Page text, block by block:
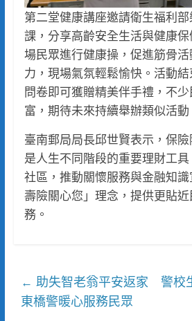
第二堂健康講座邀請衛生福利
課，分享高齡安全生活與健康
場民眾進行健康操，促進筋骨
力，現場氣氛輕鬆愉快。活動
問卷即可獲贈精美伴手禮，不
富，期待未來持續舉辦類似活動
臺南郵局局長邱世賢表示，保
是人生不同階段的重要理財工
社區，推動關懷服務與金融知
壽險關心您」理念，提供更貼
務。
← 助失智老翁平安返家 警校
東橋警暖心服務民眾